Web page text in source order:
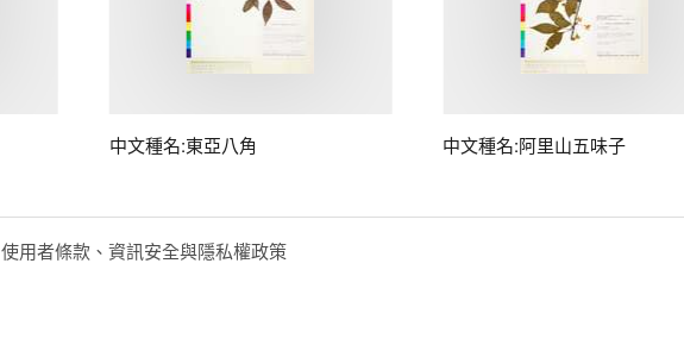
中文種名:東亞八角 中文種名:阿里山五味子
使用者條款、資訊安全與隱私權政策